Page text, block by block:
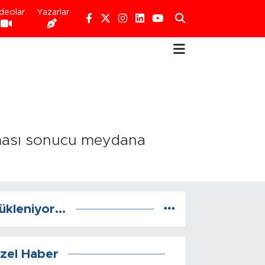
Yazarlar
sonucu meydana
Haber